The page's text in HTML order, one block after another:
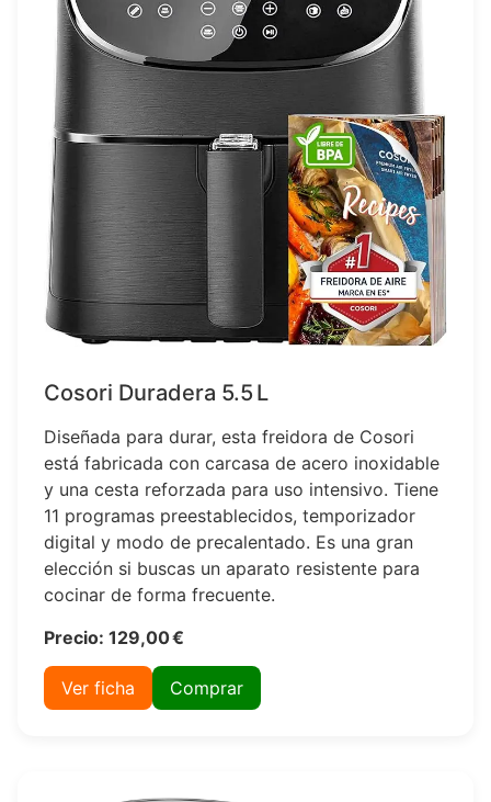
Cosori Duradera 5.5 L
Diseñada para durar, esta freidora de Cosori
está fabricada con carcasa de acero inoxidable
y una cesta reforzada para uso intensivo. Tiene
11 programas preestablecidos, temporizador
digital y modo de precalentado. Es una gran
elección si buscas un aparato resistente para
cocinar de forma frecuente.
Precio: 129,00 €
Ver ficha Comprar